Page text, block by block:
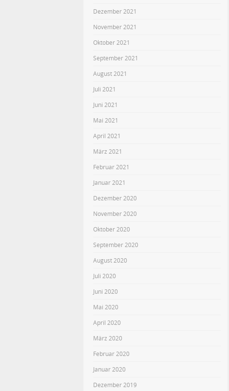
Dezember 2021
November 2021
Oktober 2021
September 2021
August 2021
Juli 2021
Juni 2021
Mai 2021
April 2021
März 2021
Februar 2021
Januar 2021
Dezember 2020
November 2020
Oktober 2020
September 2020
August 2020
Juli 2020
Juni 2020
Mai 2020
April 2020
März 2020
Februar 2020
Januar 2020
Dezember 2019